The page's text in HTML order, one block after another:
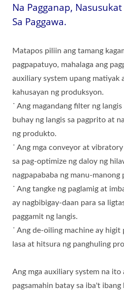
Na Pagganap,
Sa Paggawa.
Matapos piliin ang tamang
pagpapatuyo, mahalaga ang
auxiliary system upang matiyak
kahusayan ng produksyon.
˙ Ang magandang filter ng
buhay ng langis sa pagprito at
ng produkto.
˙ Ang mga conveyor at
sa pag-optimize ng daloy ng
nagpapababa ng manu-manong
˙ Ang tangke ng paglamig at
ay nagbibigay-daan para sa
paggamit ng langis.
˙ Ang de-oiling machine ay higit
lasa at hitsura ng panghuling
Ang mga auxiliary system na ito
pagsamahin batay sa iba't